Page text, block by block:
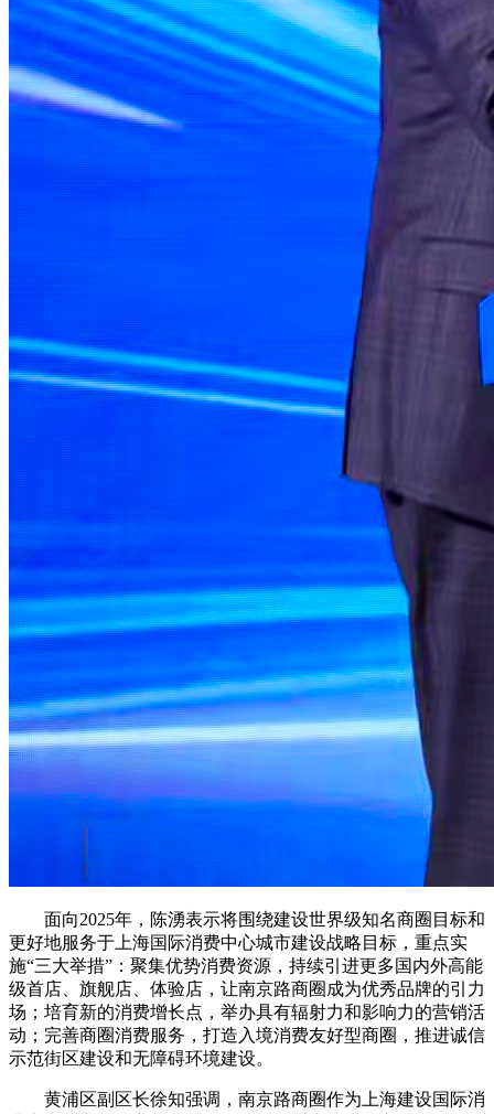
面向2025年，陈湧表示将围绕建设世界级知名商圈目标和
更好地服务于上海国际消费中心城市建设战略目标，重点实
施“三大举措”：聚集优势消费资源，持续引进更多国内外高能
级首店、旗舰店、体验店，让南京路商圈成为优秀品牌的引力
场；培育新的消费增长点，举办具有辐射力和影响力的营销活
动；完善商圈消费服务，打造入境消费友好型商圈，推进诚信
示范街区建设和无障碍环境建设。
黄浦区副区长徐知强调，南京路商圈作为上海建设国际消